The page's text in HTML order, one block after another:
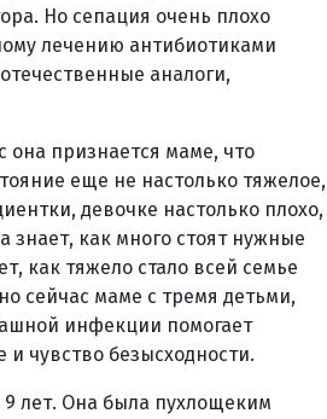
Но сепация очень плохо
лечению антибиотиками
аналоги,
она признается маме, что
еще не настолько тяжелое,
девочке настолько плохо,
знает, как много стоят нужные
как тяжело стало всей семье
сейчас маме с тремя детьми,
инфекции помогает
чувство безысходности.
лет. Она была пухлощеким